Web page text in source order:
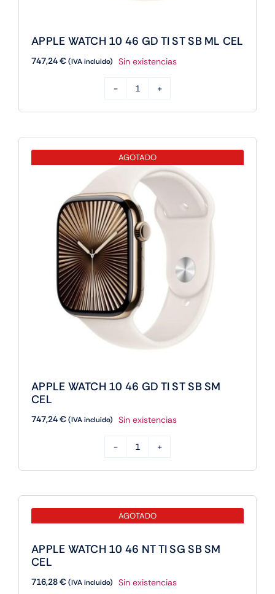
APPLE WATCH 10 46 GD TI ST SB ML CEL
747,24€(IVA incluido) Sin existencias
WATCH
GD
TI
SB
ML
CEL
cantidad
AGOTADO
APPLE WATCH 10 46 GD TI ST SB SM
CEL
747,24€(IVA incluido) Sin existencias
WATCH
GD
ST
SM
AGOTADO
APPLE WATCH 10 46 NT TI SG SB SM
CEL
716,28€(IVA incluido) Sin existencias